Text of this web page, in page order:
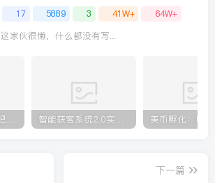
17 5889 3 41W+
64W+
这家伙很懒，什么都没有写...
用GPT-Image2，把一段武打对决拆成24个连续镜头，从人物建立、动作衔接、运镜节奏，到情绪爆发 智能获客系统2.0实战课：送7亿客源+现成机器+专家辅导，零基础搭建自动化获客变现全流程
下一篇